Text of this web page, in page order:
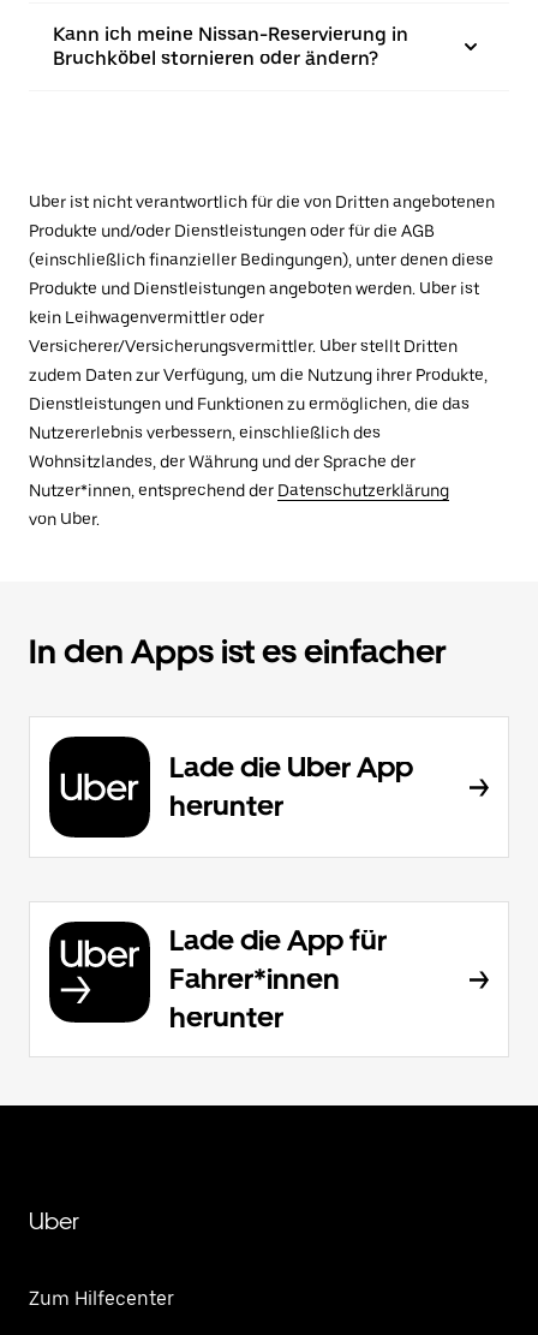
Kann ich meine Nissan-Reservierung in
Bruchköbel stornieren oder ändern?
Uber ist nicht verantwortlich für die von Dritten angebotenen
Produkte und/oder Dienstleistungen oder für die AGB
(einschließlich finanzieller Bedingungen), unter denen diese
Produkte und Dienstleistungen angeboten werden. Uber ist
kein Leihwagenvermittler oder
Versicherer/Versicherungsvermittler. Uber stellt Dritten
zudem Daten zur Verfügung, um die Nutzung ihrer Produkte,
Dienstleistungen und Funktionen zu ermöglichen, die das
Nutzererlebnis verbessern, einschließlich des
Wohnsitzlandes, der Währung und der Sprache der
Nutzer*innen, entsprechend der Datenschutzerklärung
von Uber.
In den Apps ist es einfacher
Lade die Uber App
herunter
Lade die App für
Fahrer*innen
herunter
Uber
Zum Hilfecenter